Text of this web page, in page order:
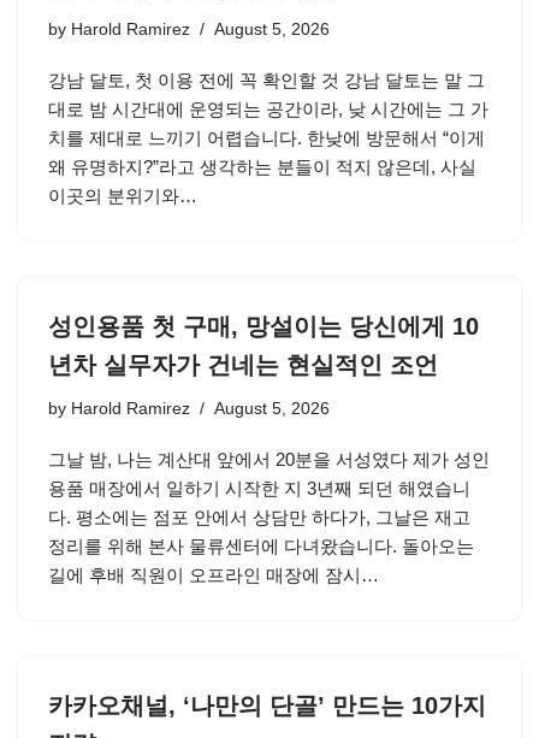
by Harold Ramirez August 5, 2026
강남 달토, 첫 이용 전에 꼭 확인할 것 강남 달토는 말 그
대로 밤 시간대에 운영되는 공간이라, 낮 시간에는 그 가
치를 제대로 느끼기 어렵습니다. 한낮에 방문해서 “이게
왜 유명하지?”라고 생각하는 분들이 적지 않은데, 사실
이곳의 분위기와…
성인용품 첫 구매, 망설이는 당신에게 10
년차 실무자가 건네는 현실적인 조언
by Harold Ramirez August 5, 2026
그날 밤, 나는 계산대 앞에서 20분을 서성였다 제가 성인
용품 매장에서 일하기 시작한 지 3년째 되던 해였습니
다. 평소에는 점포 안에서 상담만 하다가, 그날은 재고
정리를 위해 본사 물류센터에 다녀왔습니다. 돌아오는
길에 후배 직원이 오프라인 매장에 잠시…
카카오채널, ‘나만의 단골’ 만드는 10가지